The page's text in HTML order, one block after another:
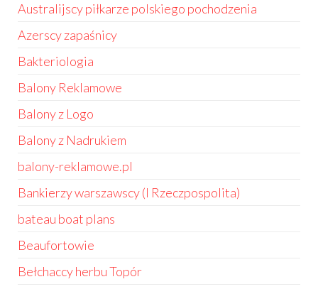
Australijscy piłkarze polskiego pochodzenia
Azerscy zapaśnicy
Bakteriologia
Balony Reklamowe
Balony z Logo
Balony z Nadrukiem
balony-reklamowe.pl
Bankierzy warszawscy (I Rzeczpospolita)
bateau boat plans
Beaufortowie
Bełchaccy herbu Topór